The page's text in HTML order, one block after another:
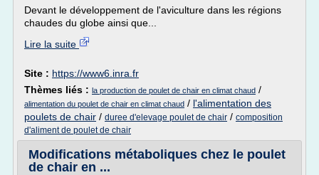
Devant le développement de l'aviculture dans les régions
chaudes du globe ainsi que...
Lire la suite
Site : https://www6.inra.fr
Thèmes liés : la production de poulet de chair en climat chaud /
alimentation du poulet de chair en climat chaud / l'alimentation des
poulets de chair / duree d'elevage poulet de chair / composition
d'aliment de poulet de chair
Modifications métaboliques chez le poulet
de chair en ...